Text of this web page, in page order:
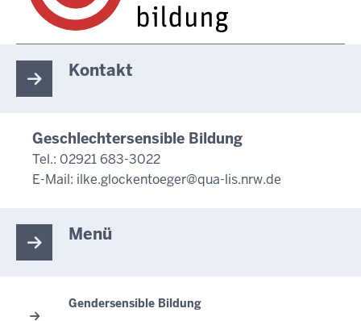
Kontakt
Geschlechtersensible Bildung
Tel.: 02921 683-3022
E-Mail: ilke.glockentoeger@qua-lis.nrw.de
Menü
Gendersensible Bildung